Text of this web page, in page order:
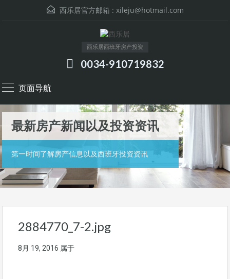
西乐居官方邮箱 : xileju@hotmail.com
西乐居西班牙房产投资
0034-910719832
页面导航
最新房产新闻以及投资资讯
第一时间了解房产信息以及西班牙投资资讯
2884770_7-2.jpg
8月 19, 2016 属于